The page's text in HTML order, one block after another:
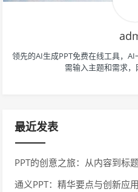
领先的AI生成PPT免费在线工具，
需输入主题和需求，
最近发表
PPT的创意之旅：从内容到标
通义PPT：精华要点与创新应用